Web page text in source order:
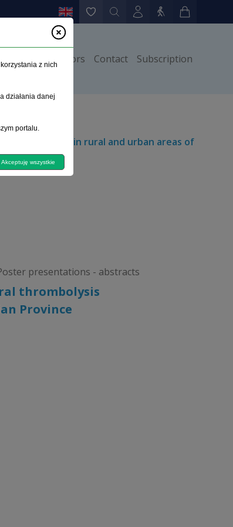
for authors Contact Subscription
in rural and urban areas of
presentations - abstracts
thrombolysis
Province
z nich
działania danej
portalu.
Akceptuję wszystkie